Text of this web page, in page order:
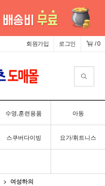
/0
로그인
회원가입
수영,훈련용품 아동
스쿠버다이빙 요가/휘트니스
여성하의